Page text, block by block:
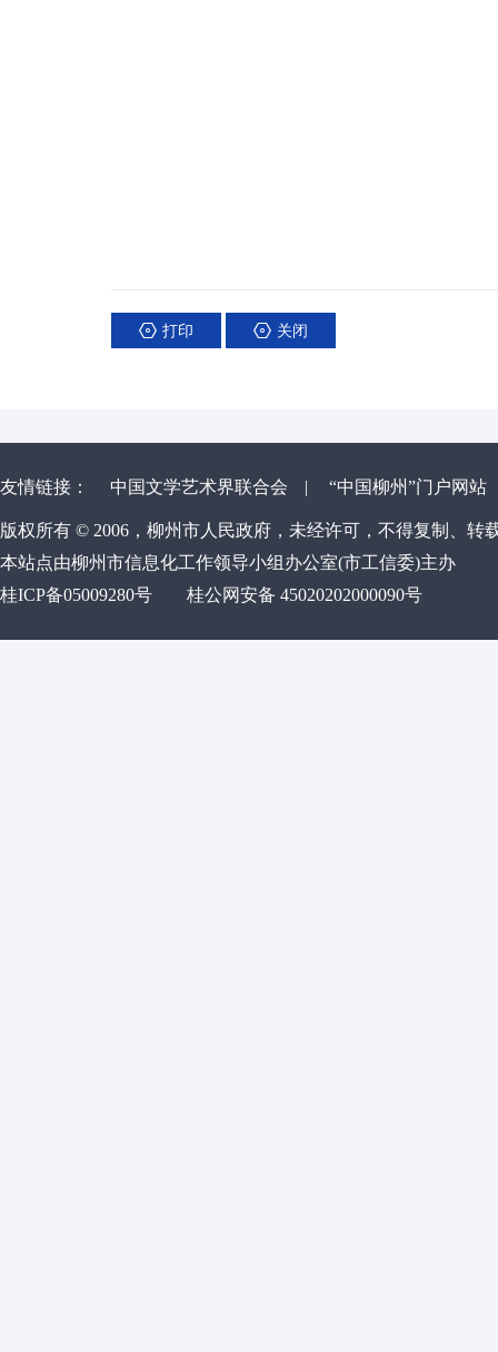
打印 关闭
友情链接： 中国文学艺术界联合会 | “中国柳州”门户网站
版权所有 © 2006，柳州市人民政府，未经许可，不得复制、转
本站点由柳州市信息化工作领导小组办公室(市工信委)主办
桂ICP备05009280号
桂公网安备 45020202000090号